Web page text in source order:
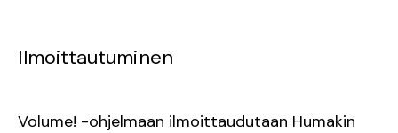
Ilmoittautuminen
Volume! -ohjelmaan ilmoittaudutaan Humakin